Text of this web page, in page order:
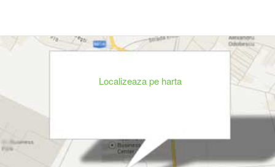
Localizeaza pe harta